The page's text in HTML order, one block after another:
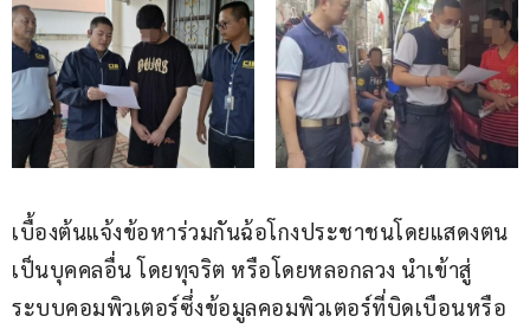
เบื้องต้นแจ้งข้อหาร่วมกันฉ้อโกงประชาชนโดยแสดงตน
เป็นบุคคลอื่น โดยทุจริต หรือโดยหลอกลวง นำเข้าสู่
ระบบคอมพิวเตอร์ซึ่งข้อมูลคอมพิวเตอร์ที่บิดเบือนหรือ